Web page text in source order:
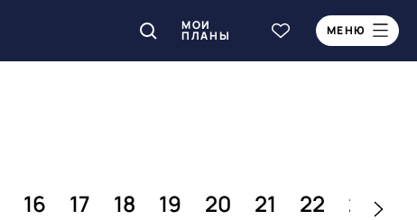
МОИ
ПЛАНЫ МЕНЮ
16 17 18 19 20 21 22 23